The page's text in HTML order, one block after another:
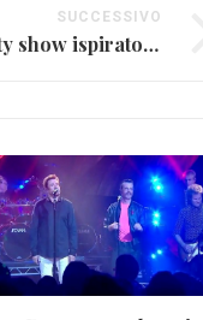
SUCCESSIVO
Adam Levine, in arrivo il reality show ispirato a “Sugar” (FOTO E VIDEO)